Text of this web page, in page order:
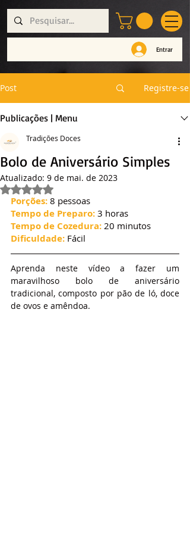
Entrar
Post Registre-se
Publicações | Menu
Bolo de Aniversário Simples
Tradições Doces
Atualizado: 9 de mai. de 2023
Avaliado com NaN de 5 estrelas.
Porções: 8 pessoas
Tempo de Preparo: 3 horas
Tempo de Cozedura: 20 minutos
Dificuldade: Fácil
Aprenda neste vídeo a fazer um
maravilhoso bolo de aniversário
tradicional, composto por pão de ló, doce
de ovos e amêndoa.